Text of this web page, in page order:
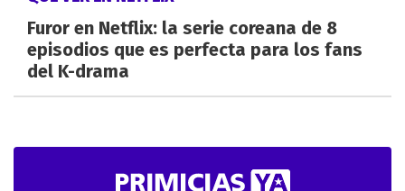
Furor en Netflix: la serie coreana de 8
episodios que es perfecta para los fans
del K-drama